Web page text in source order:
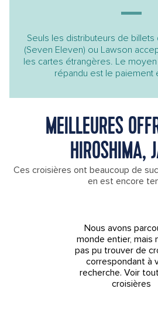
Seuls les distributeurs de billets
(Seven Eleven) ou Lawson
les cartes étrangères. Le
répandu est le paiement
MEILLEURES
HIROSHIMA,
Ces croisières ont beaucoup de
en est encore
Nous avons
monde entier, mais
pas pu trouver de
correspondant à
recherche. Voir
croisières